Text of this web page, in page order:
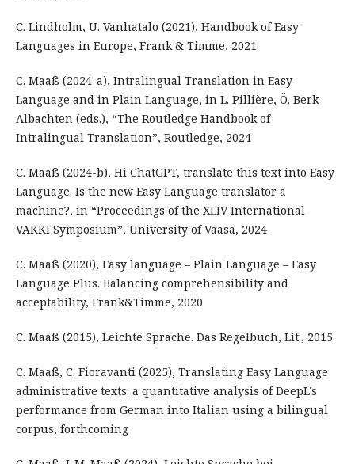
C. Lindholm, U. Vanhatalo (2021), Handbook of Easy
Languages in Europe, Frank & Timme, 2021
C. Maaß (2024-a), Intralingual Translation in Easy
Language and in Plain Language, in L. Pillière, Ö. Berk
Albachten (eds.), “The Routledge Handbook of
Intralingual Translation”, Routledge, 2024
C. Maaß (2024-b), Hi ChatGPT, translate this text into Easy
Language. Is the new Easy Language translator a
machine?, in “Proceedings of the XLIV International
VAKKI Symposium”, University of Vaasa, 2024
C. Maaß (2020), Easy language – Plain Language – Easy
Language Plus. Balancing comprehensibility and
acceptability, Frank&Timme, 2020
C. Maaß (2015), Leichte Sprache. Das Regelbuch, Lit., 2015
C. Maaß, C. Fioravanti (2025), Translating Easy Language
administrative texts: a quantitative analysis of DeepL’s
performance from German into Italian using a bilingual
corpus, forthcoming